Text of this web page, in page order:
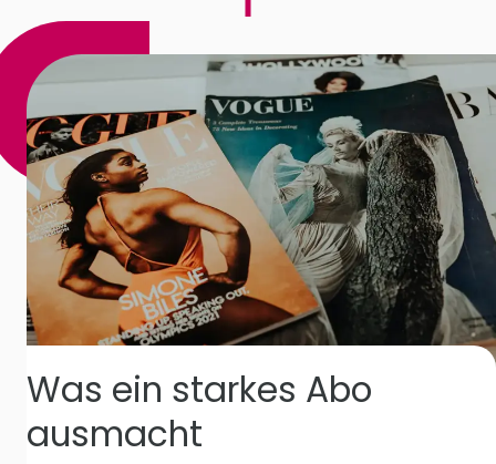
Was ein starkes Abo
ausmacht